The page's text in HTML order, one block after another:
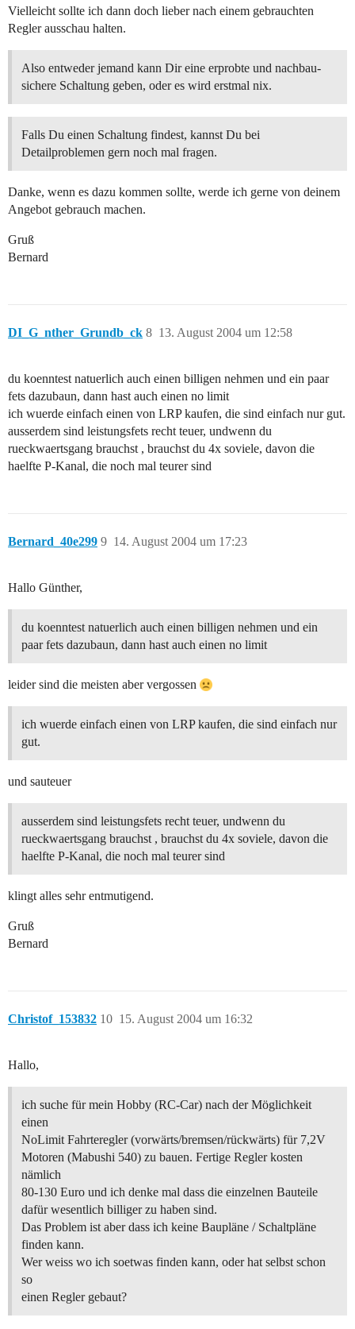
Vielleicht sollte ich dann doch lieber nach einem gebrauchten
Regler ausschau halten.
Also entweder jemand kann Dir eine erprobte und nachbau-
sichere Schaltung geben, oder es wird erstmal nix.
Falls Du einen Schaltung findest, kannst Du bei
Detailproblemen gern noch mal fragen.
Danke, wenn es dazu kommen sollte, werde ich gerne von deinem
Angebot gebrauch machen.
Gruß
Bernard
DI_G_nther_Grundb_ck 13. August 2004 um 12:58
8
du koenntest natuerlich auch einen billigen nehmen und ein paar
fets dazubaun, dann hast auch einen no limit
ich wuerde einfach einen von LRP kaufen, die sind einfach nur gut.
ausserdem sind leistungsfets recht teuer, undwenn du
rueckwaertsgang brauchst , brauchst du 4x soviele, davon die
haelfte P-Kanal, die noch mal teurer sind
Bernard_40e299 14. August 2004 um 17:23
9
Hallo Günther,
du koenntest natuerlich auch einen billigen nehmen und ein
paar fets dazubaun, dann hast auch einen no limit
leider sind die meisten aber vergossen
ich wuerde einfach einen von LRP kaufen, die sind einfach nur
gut.
und sauteuer
ausserdem sind leistungsfets recht teuer, undwenn du
rueckwaertsgang brauchst , brauchst du 4x soviele, davon die
haelfte P-Kanal, die noch mal teurer sind
klingt alles sehr entmutigend.
Gruß
Bernard
Christof_153832 15. August 2004 um 16:32
10
Hallo,
ich suche für mein Hobby (RC-Car) nach der Möglichkeit
einen
NoLimit Fahrteregler (vorwärts/bremsen/rückwärts) für 7,2V
Motoren (Mabushi 540) zu bauen. Fertige Regler kosten
nämlich
80-130 Euro und ich denke mal dass die einzelnen Bauteile
dafür wesentlich billiger zu haben sind.
Das Problem ist aber dass ich keine Baupläne / Schaltpläne
finden kann.
Wer weiss wo ich soetwas finden kann, oder hat selbst schon
so
einen Regler gebaut?